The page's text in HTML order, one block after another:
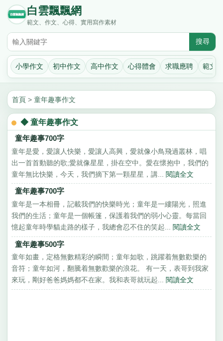
白雲飄飄網
範文、作文、心得、實用寫作素材
小學作文 初中作文 高中作文 心得體會 求職應聘 範文
首頁 >童年趣事作文
◆ 童年趣事作文
童年趣事700字
童年是愛，愛讓人快樂，愛讓人高興，愛就像小鳥飛過叢林，唱
出一首首動聽的歌;愛就像星星，掛在空中。愛在懷抱中，我們的
童年無比快樂，今天，我們摘下第一顆星星，講... 閱讀全文
童年趣事700字
童年是一本相冊，記載我們的快樂時光；童年是一縷陽光，照進
我們的生活；童年是一個帳篷，保護着我們的弱小心靈。每當回
憶起童年時學貓走路的樣子，我總會忍不住的笑起... 閱讀全文
童年趣事500字
童年如畫，定格無數精彩的瞬間；童年如歌，跳躍着無數歡樂的
音符；童年如河，翻騰着無數歡樂的浪花。 有一天，表哥到我家
來玩，剛好爸爸媽媽都不在家。我和表哥就玩起... 閱讀全文